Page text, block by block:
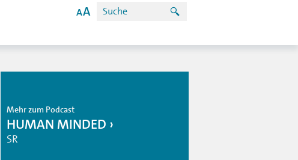
Mehr zum Podcast
HUMAN MINDED
SR